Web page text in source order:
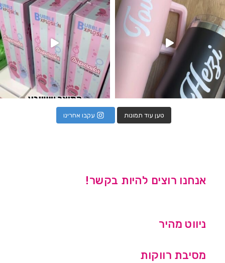
טען עוד תמונות עקבו אחרינו
אנחנו רוצים להיות בקשר!
ניווט מהיר
מסיבת רווקות